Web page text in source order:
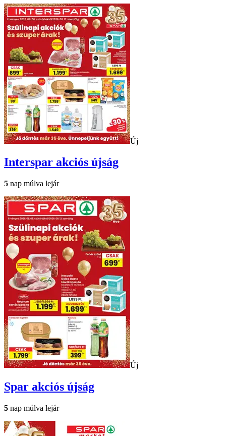
Új
Interspar akciós újság
5 nap múlva lejár
Új
Spar akciós újság
5 nap múlva lejár